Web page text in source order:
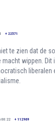
+ 22571
te zien dat de
wippen. Dit
liberalen
00:22 + 112969